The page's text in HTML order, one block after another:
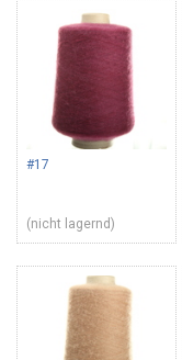
#17
(nicht lagernd)